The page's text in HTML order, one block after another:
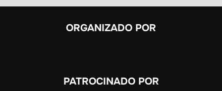
ORGANIZADO POR
PATROCINADO POR